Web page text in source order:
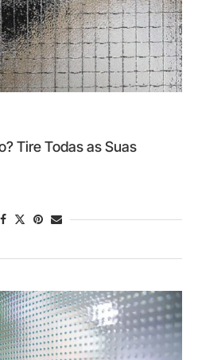
Tire Todas as Suas